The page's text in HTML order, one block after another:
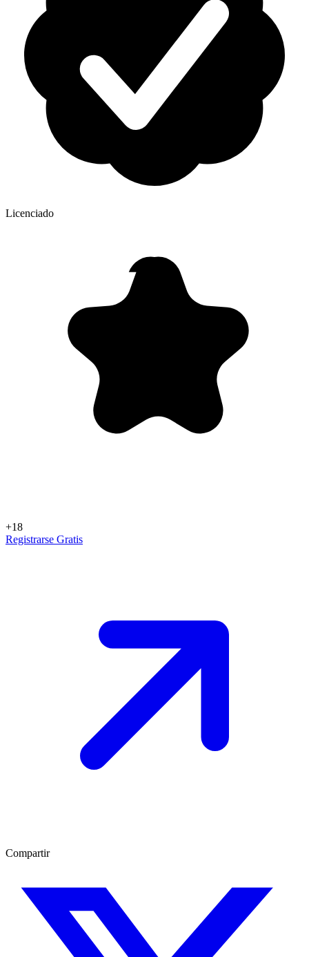
Licenciado
+18
Registrarse Gratis
Compartir